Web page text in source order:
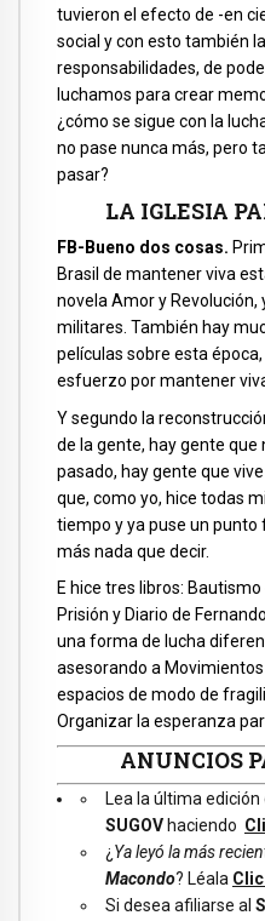
tuvieron el efecto de -en
social y con esto también
responsabilidades, de
luchamos para crear
¿cómo se sigue con la
no pase nunca más, pero
pasar?
LA IGLESIA
FB-Bueno dos cosas.
Brasil de mantener viva
novela Amor y Revolución,
militares. También hay
películas sobre esta
esfuerzo por mantener
Y segundo la
de la gente, hay gente que
pasado, hay gente que
que, como yo, hice todas
tiempo y ya puse un punto
más nada que decir.
E hice tres libros:
Prisión y Diario de
una forma de lucha
asesorando a
espacios de modo de
Organizar la esperanza
ANUNCIOS
Lea la última edición
SUGOV haciendo
¿ Ya leyó la más
Macondo? Léala
Si desea afiliarse al